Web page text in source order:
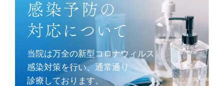
感染予防の
対応について
当院は万全の新型コロナウィルス
感染対策を⾏い、通常通り
診療しております。